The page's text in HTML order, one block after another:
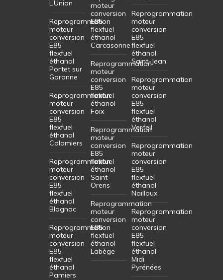
L’Union
Reprogrammation
moteur
conversion
E85
flexfuel
éthanol
Portet sur
Garonne
Reprogrammation
moteur
conversion
E85
flexfuel
éthanol
Colomiers
Reprogrammation
moteur
conversion
E85
flexfuel
éthanol
Blagnac
Reprogrammation
moteur
conversion
E85
flexfuel
éthanol
Pamiers
moteur
conversion
E85
flexfuel
éthanol
Carcasonne
Reprogrammation
moteur
conversion
E85
flexfuel
éthanol
Foix
Reprogrammation
moteur
conversion
E85
flexfuel
éthanol
Saint-
Orens
Reprogrammation
moteur
conversion
E85
flexfuel
éthanol
Labège
Reprogrammation
moteur
conversion
E85
flexfuel
éthanol
Saint-Jean
Reprogrammation
moteur
conversion
E85
flexfuel
éthanol
Verfeil
Reprogrammation
moteur
conversion
E85
flexfuel
éthanol
Nailloux
Reprogrammation
moteur
conversion
E85
flexfuel
éthanol
Midi
Pyrénées